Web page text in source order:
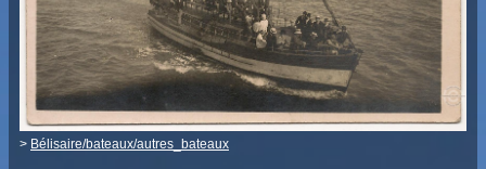
> Bélisaire/bateaux/autres_bateaux